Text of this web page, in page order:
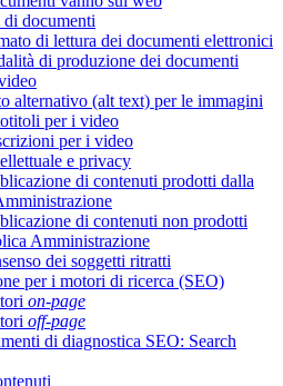
documenti
di lettura dei documenti elettronici
di produzione dei documenti
alternativo (alt text) per le immagini
per i video
per i video
e privacy
di contenuti prodotti dalla
di contenuti non prodotti
Amministrazione
dei soggetti ritratti
per i motori di ricerca (SEO)
on-page
off-page
di diagnostica SEO: Search